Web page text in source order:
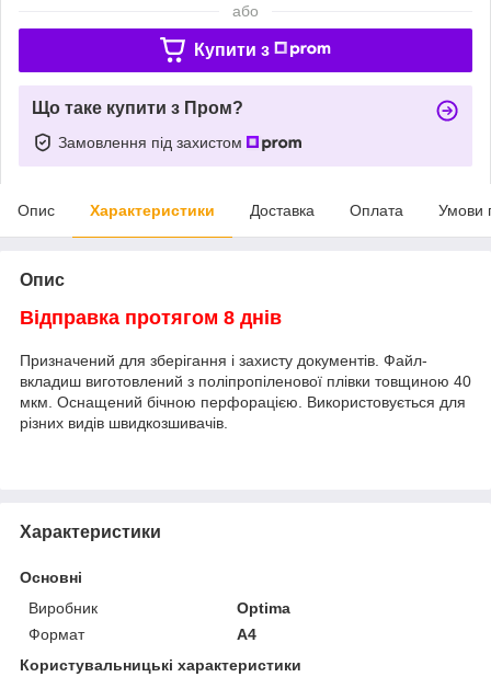
або
Купити з
Що таке купити з Пром?
Замовлення під захистом
Опис Характеристики Доставка Оплата Умови
Опис
Відправка протягом 8 днів
Призначений для зберігання і захисту документів. Файл-
вкладиш виготовлений з поліпропіленової плівки товщиною 40
мкм. Оснащений бічною перфорацією. Використовується для
різних видів швидкозшивачів.
Характеристики
Основні
Виробник
Optima
Формат
A4
Користувальницькі характеристики